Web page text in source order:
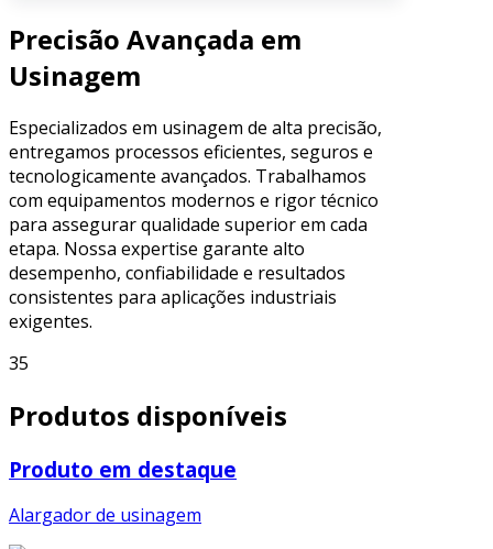
Precisão Avançada em
Usinagem
Especializados em usinagem de alta precisão,
entregamos processos eficientes, seguros e
tecnologicamente avançados. Trabalhamos
com equipamentos modernos e rigor técnico
para assegurar qualidade superior em cada
etapa. Nossa expertise garante alto
desempenho, confiabilidade e resultados
consistentes para aplicações industriais
exigentes.
35
Produtos disponíveis
Produto em destaque
Alargador de usinagem